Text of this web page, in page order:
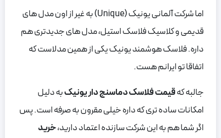
اما شرکت آلمانی یونیک (Unique) به غیر از اون مدل های
قدیمی و کلاسیک فلاسک استیل، مدل های جدیدتری هم
داره. فلاسک هوشمند یونیک یکی از همین مدلاست که
اتفاقا تو ایرانم هست.
جالبه کهقیمت فلاسک دماسنج دار یونیکبه دلیل
امکانات ساده تری که داره خیلی مقرون به صرفه است. پس
اگر شما هم به این شرکت سازنده اعتماد دارید،خرید